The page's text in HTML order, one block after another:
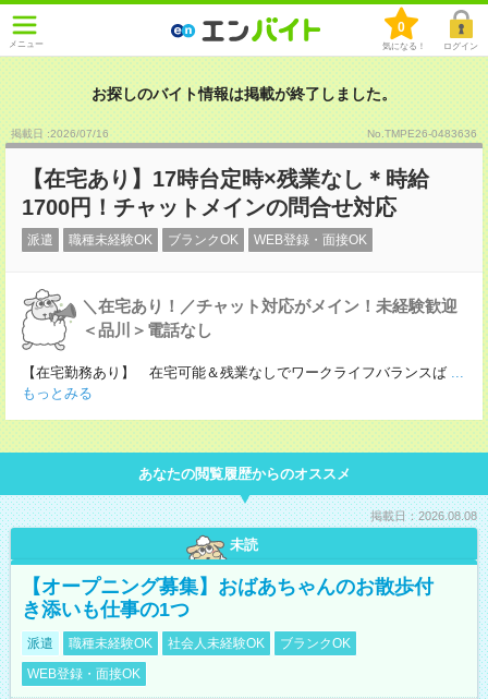
メニュー
0
気になる！ ログイン
お探しのバイト情報は掲載が終了しました。
掲載日 :2026/07/16 No.TMPE26-0483636
【在宅あり】17時台定時×残業なし＊時給
1700円！チャットメインの問合せ対応
派遣 職種未経験OK ブランクOK WEB登録・面接OK
＼在宅あり！／チャット対応がメイン！未経験歓迎
＜品川＞電話なし
【在宅勤務あり】 在宅可能＆残業なしでワークライフバランスば ...
もっとみる
あなたの閲覧履歴からのオススメ
掲載日：2026.08.08
未読
【オープニング募集】おばあちゃんのお散歩付
き添いも仕事の1つ
派遣 職種未経験OK 社会人未経験OK
ブランクOK
WEB登録・面接OK